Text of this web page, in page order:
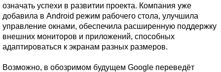
означать успехи в развитии проекта. Компания уже
добавила в Android режим рабочего стола, улучшила
управление окнами, обеспечила расширенную поддержку
внешних мониторов и приложений, способных
адаптироваться к экранам разных размеров.
Возможно, в обозримом будущем Google переведёт